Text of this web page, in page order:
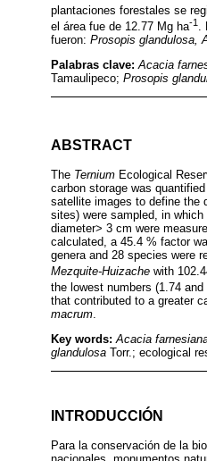
plantaciones forestales se
el área fue de 12.77 Mg ha-1 .
fueron: Prosopis glandulosa,
Palabras clave:Acacia
Tamaulipeco; Prosopis
ABSTRACT
The Ternium Ecological
carbon storage was
satellite images to define the
sites) were sampled, in
diameter> 3 cm were
calculated, a 45.4 % factor
genera and 28 species were
Mezquite-Huizache with
the lowest numbers (1.74
that contributed to a greater
macrum.
Key words: Acacia
glandulosa Torr.; ecological
INTRODUCCIÓN
Para la conservación de la